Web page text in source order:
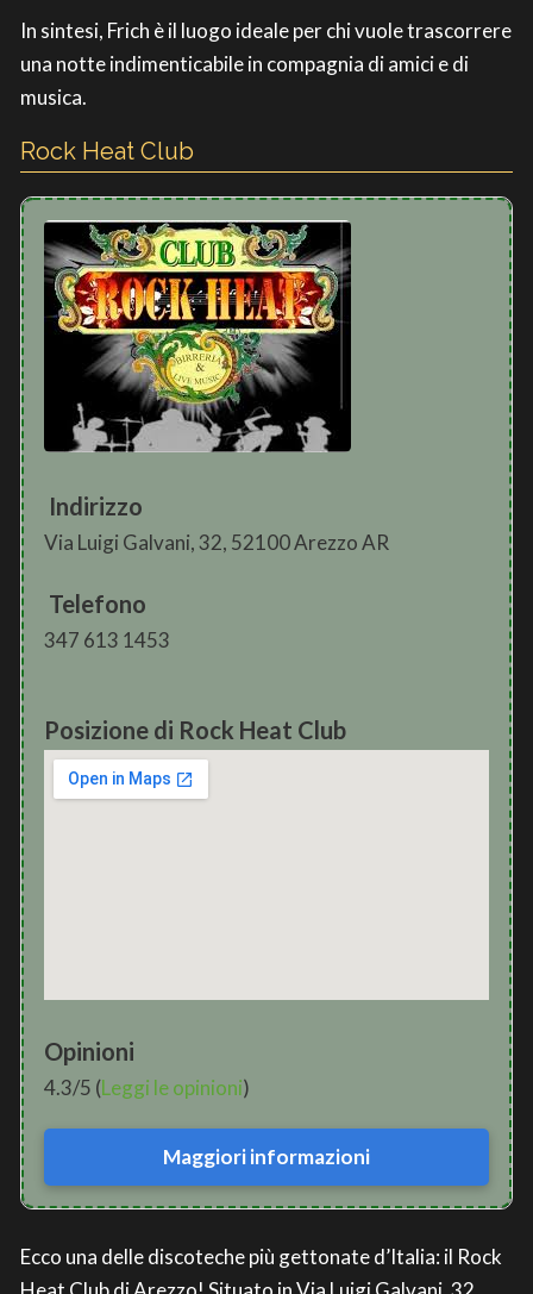
In sintesi, Frich è il luogo ideale per chi vuole trascorrere
una notte indimenticabile in compagnia di amici e di
musica.
Rock Heat Club
Indirizzo
Via Luigi Galvani, 32, 52100 Arezzo AR
Telefono
347 613 1453
Posizione di Rock Heat Club
Opinioni
4.3/5 (Leggi le opinioni)
Maggiori informazioni
Ecco una delle discoteche più gettonate d’Italia: il Rock